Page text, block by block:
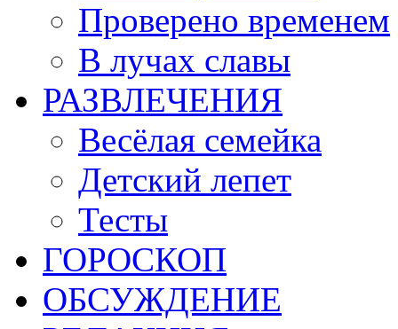
Проверено временем
В лучах славы
РАЗВЛЕЧЕНИЯ
Весёлая семейка
Детский лепет
Тесты
ГОРОСКОП
ОБСУЖДЕНИЕ